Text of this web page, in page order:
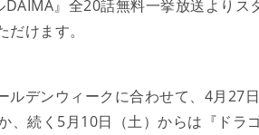
』全20話無料一挙放送よりス
けます。
ルデンウィークに合わせて、4月27
、続く5月10日（土）からは『ドラ